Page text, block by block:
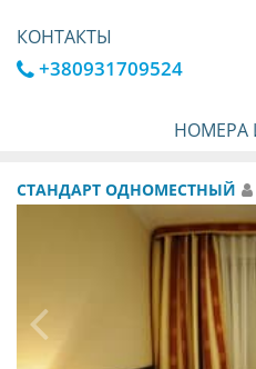
КОНТАКТЫ
+380931709524
НОМЕРА
СТАНДАРТ ОДНОМЕСТНЫЙ